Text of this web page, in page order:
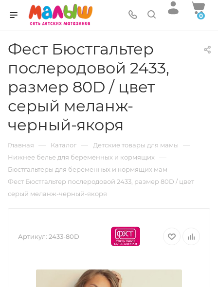
0
Фест Бюстгальтер
послеродовой 2433,
размер 80D / цвет
серый меланж-
черный-якоря
Главная — Каталог — Детские товары для мамы —
Нижнее белье для беременных и кормящих —
Бюстгальтеры для беременных и кормящих мам —
Фест Бюстгальтер послеродовой 2433, размер 80D / цвет
серый меланж-черный-якоря
Артикул: 2433-80D